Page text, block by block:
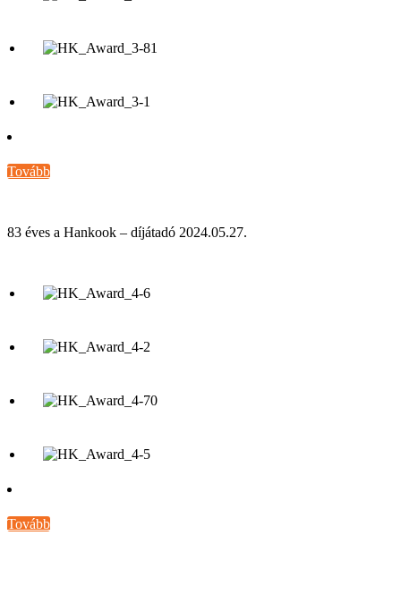
Tovább
83 éves a Hankook – díjátadó 2024.05.27.
Tovább